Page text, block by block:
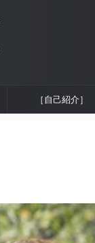
［自己紹介］